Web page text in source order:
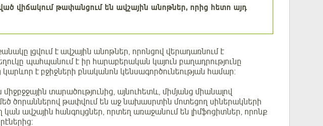
վիճակում թափանցում են ավշային անոթներ, որից հետո այդ
լցվում է ավշային անոթներ, որոնցով վերադառնում է
պահպանում է իր հարաբերական կայուն բաղադրությունը
է բջիջների բնականոն կենսագործունեության համար:
տարածությունից, այնուհետև, միմյանց միանալով
ծորաններով թափվում են աջ նախասրտին մոտեցող սիներակների
ավշային հանգույցներ, որտեղ առաջանում են լիմֆոցիտներ, որոնք